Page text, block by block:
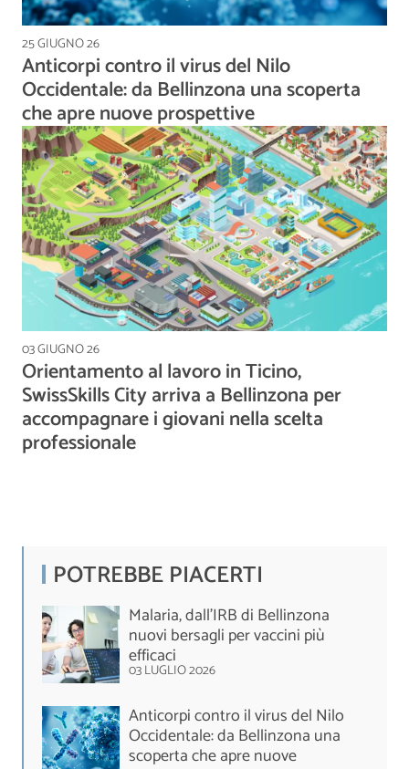
25 GIUGNO 26
Anticorpi contro il virus del Nilo
Occidentale: da Bellinzona una scoperta
che apre nuove prospettive
03 GIUGNO 26
Orientamento al lavoro in Ticino,
SwissSkills City arriva a Bellinzona per
accompagnare i giovani nella scelta
professionale
POTREBBE PIACERTI
Malaria, dall’IRB di Bellinzona
nuovi bersagli per vaccini più
efficaci
03 LUGLIO 2026
Anticorpi contro il virus del Nilo
Occidentale: da Bellinzona una
scoperta che apre nuove